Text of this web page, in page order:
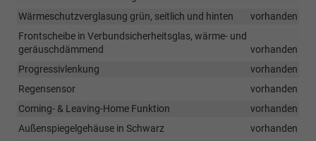
Wärmeschutzverglasung grün, seitlich und hinten
vorhanden
Frontscheibe in Verbundsicherheitsglas, wärme- und
geräuschdämmend
vorhanden
Progressivlenkung
vorhanden
Regensensor
vorhanden
Coming- & Leaving-Home Funktion
vorhanden
Außenspiegelgehäuse in Schwarz
vorhanden